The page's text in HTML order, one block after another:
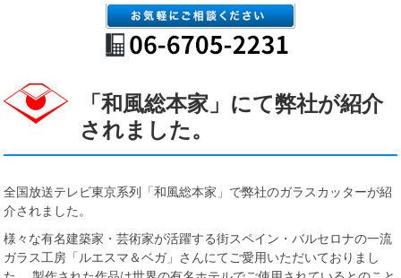
「和風総本家」にて弊社が紹介
されました。
全国放送テレビ東京系列「和風総本家」で弊社のガラスカッターが紹
介されました。
様々な有名建築家・芸術家が活躍する街スペイン・バルセロナの一流
ガラス工房「ルエスマ＆ベガ」さんにてご愛用いただいておりまし